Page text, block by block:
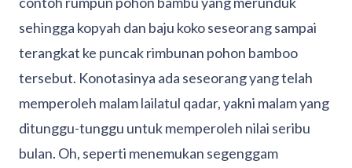
sehingga kopyah dan baju koko seseorang sampai
terangkat ke puncak rimbunan pohon bamboo
tersebut. Konotasinya ada seseorang yang telah
memperoleh malam lailatul qadar, yakni malam yang
ditunggu-tunggu untuk memperoleh nilai seribu
bulan. Oh, seperti menemukan segenggam